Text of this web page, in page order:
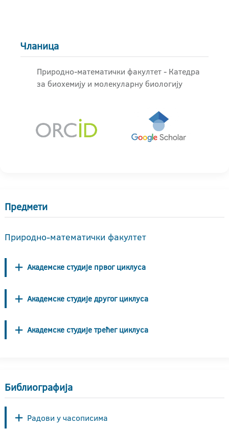
Чланица
Природно-математички факултет - Катедра
за биохемију и молекуларну биологију
Предмети
Природно-математички факултет
Академске студије првог циклуса
Академске студије другог циклуса
Академске студије трећег циклуса
Библиографија
Радови у часописима